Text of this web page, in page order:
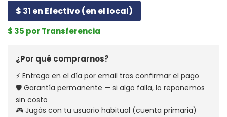
$ 31 en Efectivo (en el local)
$ 35 por Transferencia
¿Por qué comprarnos?
⚡ Entrega en el día por email tras confirmar el pago
🛡️ Garantía permanente — si algo falla, lo reponemos
sin costo
🎮 Jugás con tu usuario habitual (cuenta primaria)